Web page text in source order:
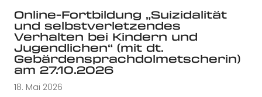
Online-Fortbildung „Suizidalität
und selbstverletzendes
Verhalten bei Kindern und
Jugendlichen“ (mit dt.
Gebärdensprachdolmetscherin)
am 27.10.2026
18. Mai 2026